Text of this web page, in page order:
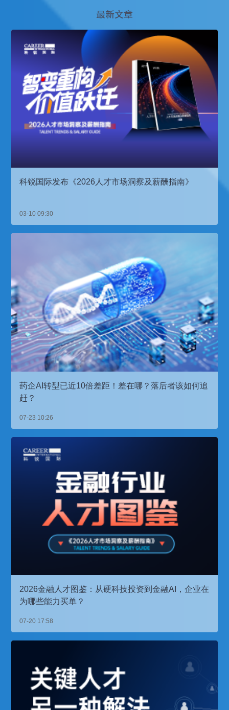
最新文章
科锐国际发布《2026人才市场洞察及薪酬指南》
03-10 09:30
药企AI转型已近10倍差距！差在哪？落后者该如何追
赶？
07-23 10:26
2026金融人才图鉴：从硬科技投资到金融AI，企业在
为哪些能力买单？
07-20 17:58